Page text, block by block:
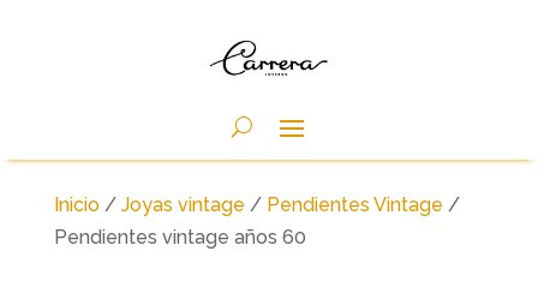
Inicio/ Joyas vintage / Pendientes Vintage /
Pendientes vintage años 60